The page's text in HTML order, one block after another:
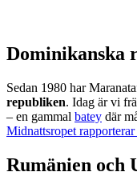
Dominikanska
Sedan 1980 har
republiken. Idag är vi
– en gammal batey där
Midnattsropet
Rumänien och